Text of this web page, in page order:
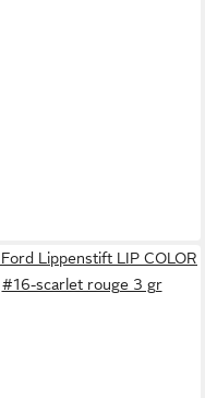
Lippenstift LIP COLOR
#16-scarlet rouge 3 gr